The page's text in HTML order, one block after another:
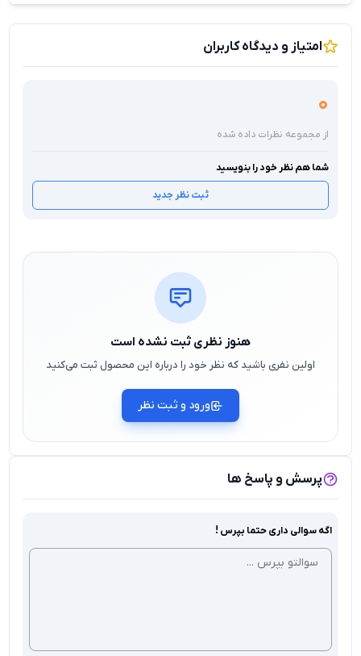
امتیاز و دیدگاه کاربران
0
از مجموعه نظرات داده شده
شما هم نظر خود را بنویسید
ثبت نظر جدید
هنوز نظری ثبت نشده است
اولین نفری باشید که نظر خود را درباره این محصول ثبت می‌کنید
ورود و ثبت نظر
پرسش و پاسخ ها
اگه سوالی داری حتما بپرس !